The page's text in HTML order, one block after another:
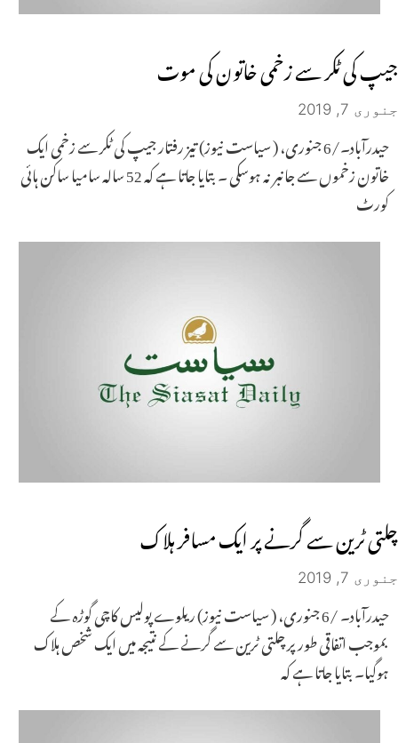
جیپ کی ٹکر سے زخمی خاتون کی موت
جنوری 7, 2019
حیدرآباد۔/6 جنوری، ( سیاست نیوز) تیز رفتار جیپ کی ٹکر سے زخمی ایک
خاتون زخموں سے جانبر نہ ہوسکی ۔ بتایا جاتا ہے کہ 52 سالہ سامیا ساکن ہائی
کورٹ
چلتی ٹرین سے گرنے پر ایک مسافر ہلاک
جنوری 7, 2019
حیدرآباد۔ /6 جنوری، ( سیاست نیوز) ریلوے پولیس کاچی گوڑہ کے
بموجب اتفاقی طور پر چلتی ٹرین سے گرنے کے نتیجہ میں ایک شخص ہلاک
ہوگیا۔ بتایا جاتا ہے کہ